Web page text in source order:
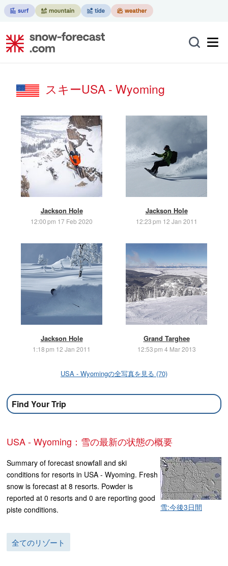
スキーUSA - Wyoming
Jackson Hole
12:00 pm 17 Feb 2020
Jackson Hole
12:23 pm 12 Jan 2011
Jackson Hole
1:18 pm 12 Jan 2011
Grand Targhee
12:53 pm 4 Mar 2013
USA - Wyomingの全写真を見る (70)
Find Your Trip
USA - Wyoming：雪の最新の状態の概要
雪:今後3日間
Summary of forecast snowfall and ski
conditions for resorts in USA - Wyoming. Fresh
snow is forecast at 8 resorts. Powder is
reported at 0 resorts and 0 are reporting good
piste conditions.
全てのリゾート